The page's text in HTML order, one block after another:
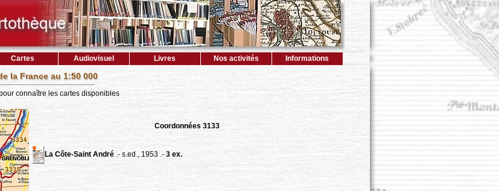
Cartes Audiovisuel Livres Nos activités Informations
la France au 1:50 000
connaître les cartes disponibles
Coordonnées 3133
La Côte-Saint André.- s.ed., 1953 .- 3 ex.